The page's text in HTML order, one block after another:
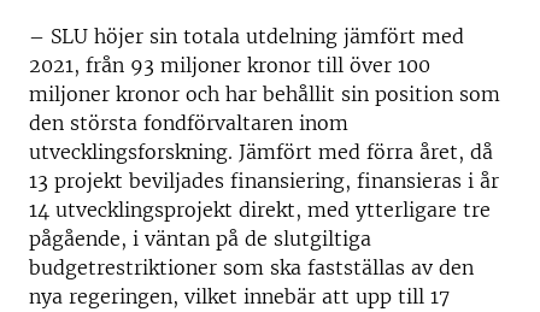
– SLU höjer sin totala utdelning jämfört med
2021, från 93 miljoner kronor till över 100
miljoner kronor och har behållit sin position som
den största fondförvaltaren inom
utvecklingsforskning. Jämfört med förra året, då
13 projekt beviljades finansiering, finansieras i år
14 utvecklingsprojekt direkt, med ytterligare tre
pågående, i väntan på de slutgiltiga
budgetrestriktioner som ska fastställas av den
nya regeringen, vilket innebär att upp till 17